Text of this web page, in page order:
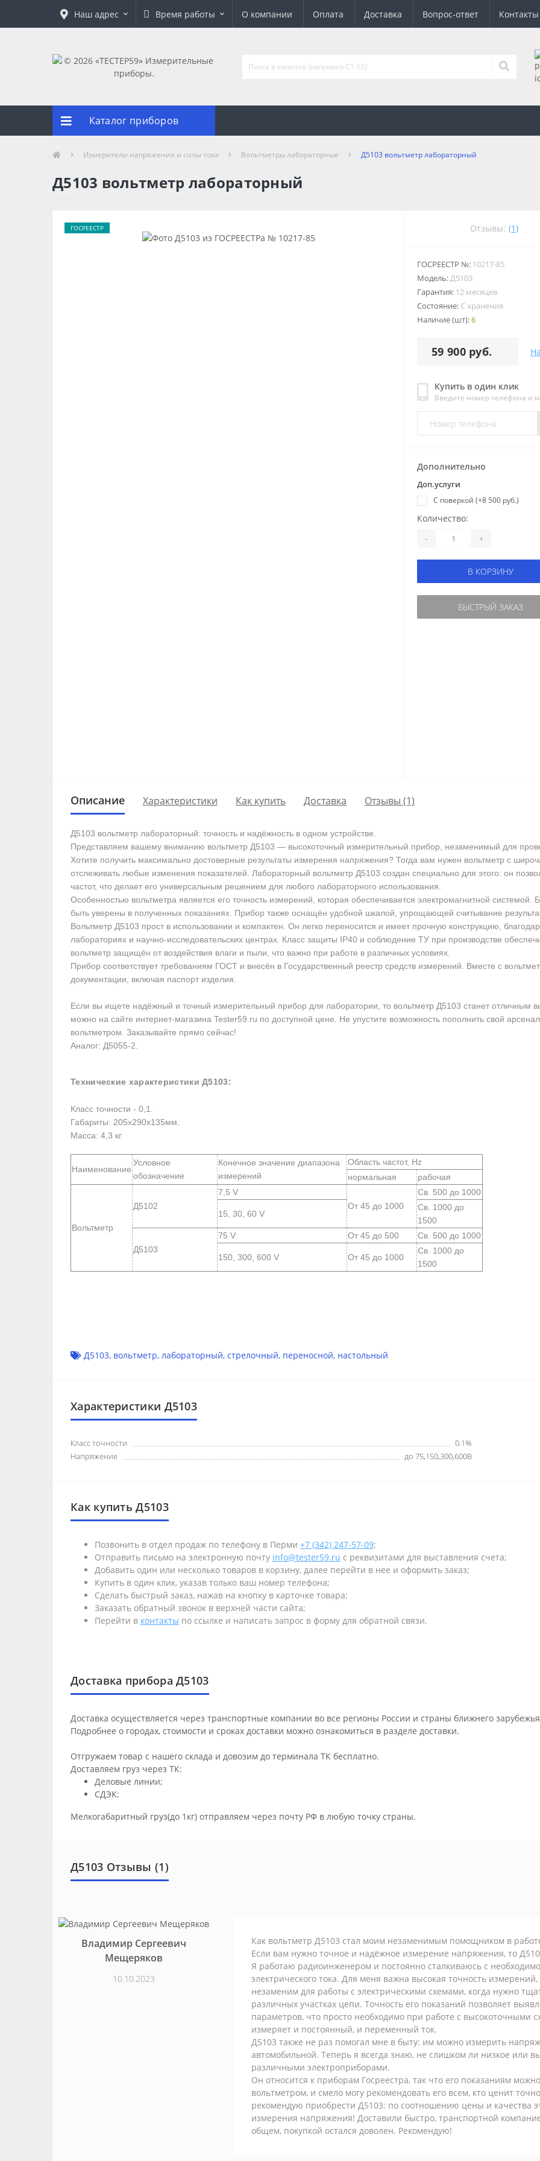
Наш адрес Время работы О компании Оплата Доставка Вопрос-ответ Контакты
Каталог приборов
Измерители напряжения и силы тока Вольтметры лабораторные Д5103 вольтметр лабораторный
Д5103 вольтметр лабораторный
ГОСРЕЕСТР Отзывы: (1)
ГОСРЕЕСТР №: 10217-85
Модель:Д5103
Гарантия: 12 месяцев
Состояние: С хранения
Наличие (шт):6
59 900 руб.
Купить в один клик
Введите номер телефона и
Дополнительно
Доп.услуги
С поверкой (+8 500 руб.)
Количество:
- +
В КОРЗИНУ
БЫСТРЫЙ ЗАКАЗ
Описание Характеристики Как купить Доставка Отзывы (1)
Д5103 вольтметр лабораторный: точность и надёжность в одном устройстве.
Представляем вашему вниманию вольтметр Д5103 — высокоточный измерительный прибор, незаменимый для
Хотите получить максимально достоверные результаты измерения напряжения? Тогда вам нужен вольтметр с
отслеживать любые изменения показателей. Лабораторный вольтметр Д5103 создан специально для этого: он
частот, что делает его универсальным решением для любого лабораторного использования.
Особенностью вольтметра является его точность измерений, которая обеспечивается электромагнитной
быть уверены в полученных показаниях. Прибор также оснащён удобной шкалой, упрощающей считывание
Вольтметр Д5103 прост в использовании и компактен. Он легко переносится и имеет прочную конструкцию,
лабораториях и научно-исследовательских центрах. Класс защиты IP40 и соблюдение ТУ при производстве
вольтметр защищён от воздействия влаги и пыли, что важно при работе в различных условиях.
Прибор соответствует требованиям ГОСТ и внесён в Государственный реестр средств измерений. Вместе с
документации, включая паспорт изделия.
Если вы ищете надёжный и точный измерительный прибор для лаборатории, то вольтметр Д5103 станет отличным
можно на сайте интернет-магазина Tester59.ru по доступной цене. Не упустите возможность пополнить свой
вольтметром. Заказывайте прямо сейчас!
Аналог: Д5055-2.
Технические характеристики Д5103:
Класс точности - 0,1.
Габариты: 205х290х135мм.
Масса: 4,3 кг
Наименование
Условное
обозначение
Конечное значение диапазона
измерений
Область частот, Нz
нормальная
рабочая
Вольтметр
Д5102
7,5 V
От 45 до 1000
Св. 500 до 1000
15, 30, 60 V
Св. 1000 до
1500
Д5103
75 V От 45 до 500 Св. 500 до 1000
150, 300, 600 V От 45 до 1000
Св. 1000 до
1500
Д5103, вольтметр, лабораторный, стрелочный, переносной, настольный
Характеристики Д5103
Класс точности
0.1%
Напряжение
до 75,150,300,600В
Как купить Д5103
Позвонить в отдел продаж по телефону в Перми +7 (342) 247-57-09;
Отправить письмо на электронную почту info@tester59.ru с реквизитами для выставления счета;
Добавить один или несколько товаров в корзину, далее перейти в нее и оформить заказ;
Купить в один клик, указав только ваш номер телефона;
Сделать быстрый заказ, нажав на кнопку в карточке товара;
Заказать обратный звонок в верхней части сайта;
Перейти в контакты по ссылке и написать запрос в форму для обратной связи.
Доставка прибора Д5103
Доставка осуществляется через транспортные компании во все регионы России и страны ближнего
Подробнее о городах, стоимости и сроках доставки можно ознакомиться в разделе доставки.
Отгружаем товар с нашего склада и довозим до терминала ТК бесплатно.
Доставляем груз через ТК:
Деловые линии;
СДЭК;
Мелкогабаритный груз(до 1кг) отправляем через почту РФ в любую точку страны.
Д5103 Отзывы (1)
Владимир Сергеевич
Мещеряков
10.10.2023
Как вольтметр Д5103 стал моим незаменимым помощником в
Если вам нужно точное и надёжное измерение напряжения, то
Я работаю радиоинженером и постоянно сталкиваюсь с
электрического тока. Для меня важна высокая точность
незаменим для работы с электрическими схемами, когда нужно
различных участках цепи. Точность его показаний позволяет
параметров, что просто необходимо при работе с высокоточными
измеряет и постоянный, и переменный ток.
Д5103 также не раз помогал мне в быту: им можно измерить
автомобильной. Теперь я всегда знаю, не слишком ли низкое или
различными электроприборами.
Он относится к приборам Госреестра, так что его показаниям
вольтметром, и смело могу рекомендовать его всем, кто ценит
рекомендую приобрести Д5103: по соотношению цены и качества
измерения напряжения! Доставили быстро, транспортной
общем, покупкой остался доволен. Рекомендую!